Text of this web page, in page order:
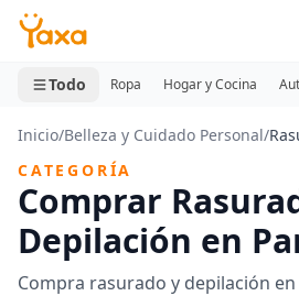
MINI CARRITO
0 productos
Todo Ropa Hogar y Cocina
Inicio/Belleza y Cuidado Personal/
CATEGORÍA
Comprar
Depilación en
Compra rasurado y depilación